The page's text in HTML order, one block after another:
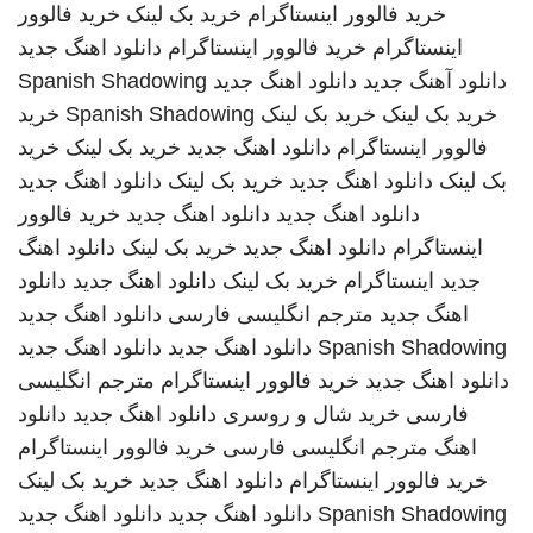
خرید فالوور اینستاگرام خرید بک لینک خرید فالوور
اینستاگرام خرید فالوور اینستاگرام دانلود اهنگ جدید
دانلود آهنگ جدید دانلود اهنگ جدید Spanish Shadowing
خرید بک لینک خرید بک لینک Spanish Shadowing خرید
فالوور اینستاگرام دانلود اهنگ جدید خرید بک لینک خرید
بک لینک دانلود اهنگ جدید خرید بک لینک دانلود اهنگ جدید
دانلود اهنگ جدید دانلود اهنگ جدید خرید فالوور
اینستاگرام دانلود اهنگ جدید خرید بک لینک دانلود اهنگ
جدید اینستاگرام خرید بک لینک دانلود اهنگ جدید دانلود
اهنگ جدید مترجم انگلیسی فارسی دانلود اهنگ جدید
Spanish Shadowing دانلود اهنگ جدید دانلود اهنگ جدید
دانلود اهنگ جدید خرید فالوور اینستاگرام مترجم انگلیسی
فارسی خرید شال و روسری دانلود اهنگ جدید دانلود
اهنگ مترجم انگلیسی فارسی خرید فالوور اینستاگرام
خرید فالوور اینستاگرام دانلود اهنگ جدید خرید بک لینک
Spanish Shadowing دانلود اهنگ جدید دانلود اهنگ جدید